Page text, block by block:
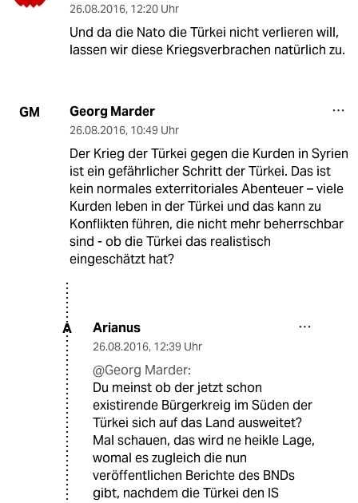
26.08.2016, 12:20 Uhr
Und da die Nato die Türkei nicht verlieren will,
lassen wir diese Kriegsverbrachen natürlich zu.
GM Georg Marder
26.08.2016, 10:49 Uhr
Der Krieg der Türkei gegen die Kurden in Syrien
ist ein gefährlicher Schritt der Türkei. Das ist
kein normales exterritoriales Abenteuer – viele
Kurden leben in der Türkei und das kann zu
Konflikten führen, die nicht mehr beherrschbar
sind - ob die Türkei das realistisch
eingeschätzt hat?
A Arianus
26.08.2016, 12:39 Uhr
@Georg Marder:
Du meinst ob der jetzt schon
existirende Bürgerkreig im Süden der
Türkei sich auf das Land ausweitet?
Mal schauen, das wird ne heikle Lage,
womal es zugleich die nun
veröffentlichen Berichte des BNDs
gibt, nachdem die Türkei den IS